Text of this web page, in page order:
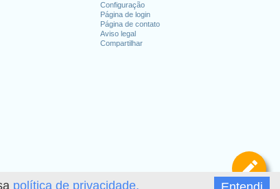
política de privacidade.
Configuração
Página de login
Página de contato
Aviso legal
Compartilhar